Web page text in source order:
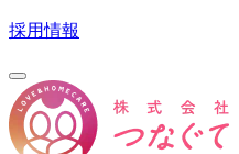
採用情報